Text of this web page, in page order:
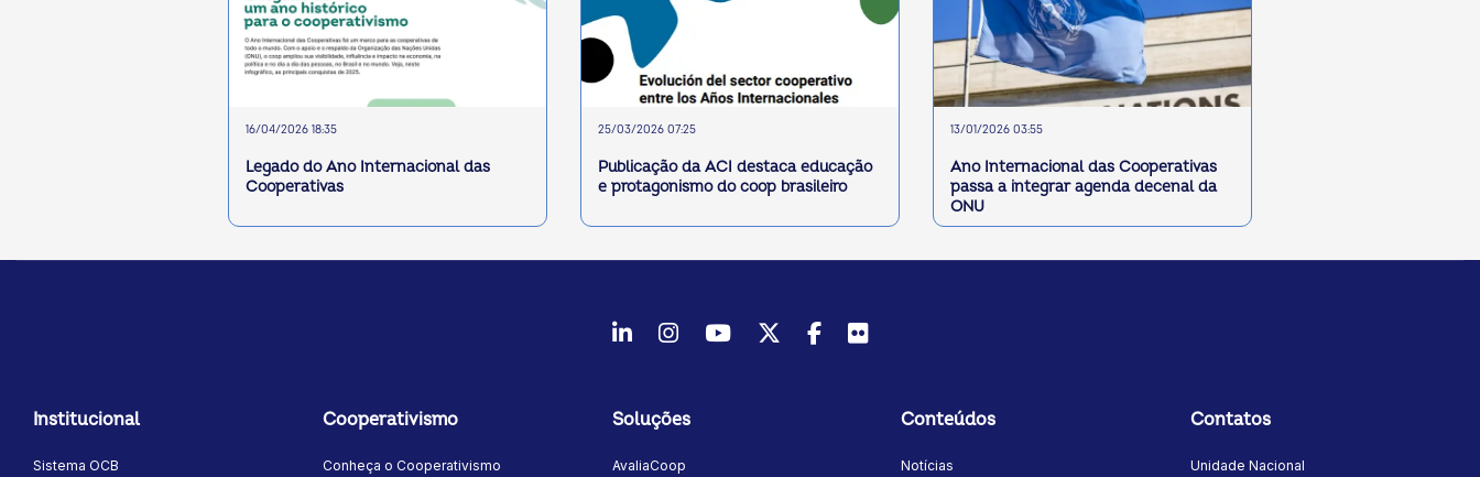
16/04/2026 18:35
Legado do Ano Internacional das
Cooperativas
25/03/2026 07:25
Publicação da ACI destaca educação
e protagonismo do coop brasileiro
13/01/2026 03:55
Ano Internacional das Cooperativas
passa a integrar agenda decenal da
ONU
LinkedInInstagram
YoutubeTwitter/X
Facebook
Flickr
Institucional
Sistema OCB
Cooperativismo
Conheça o Cooperativismo
Soluções
AvaliaCoop
Conteúdos
Notícias
Contatos
Unidade Nacional